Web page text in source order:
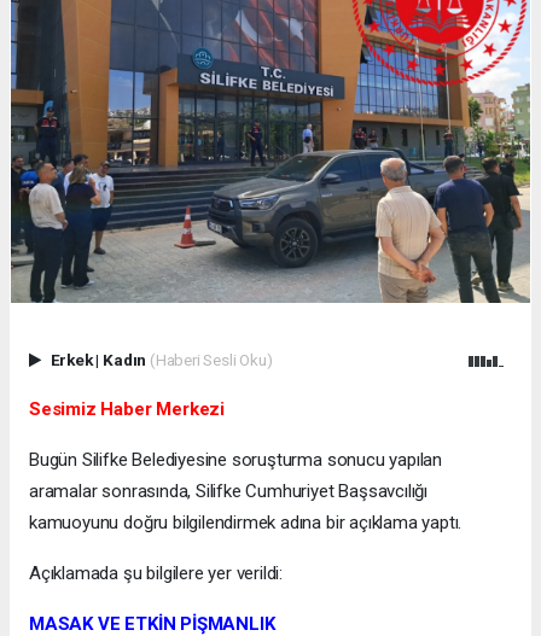
Erkek| Kadın (Haberi Sesli Oku)
Sesimiz Haber Merkezi
Bugün Silifke Belediyesine soruşturma sonucu yapılan
aramalar sonrasında, Silifke Cumhuriyet Başsavcılığı
kamuoyunu doğru bilgilendirmek adına bir açıklama yaptı.
Açıklamada şu bilgilere yer verildi:
MASAK VE ETKİN PİŞMANLIK